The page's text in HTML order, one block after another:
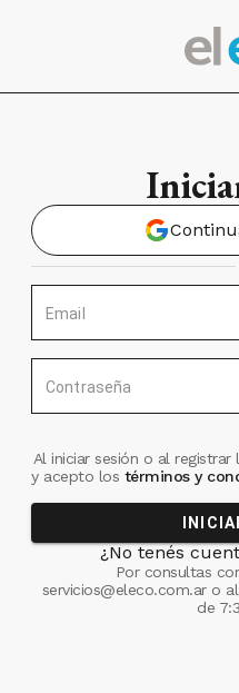
Email
Contraseña
Al iniciar sesión o al
y acepto los términos y
¿No tenés
Por consultas
servicios@eleco.com.aro al
de